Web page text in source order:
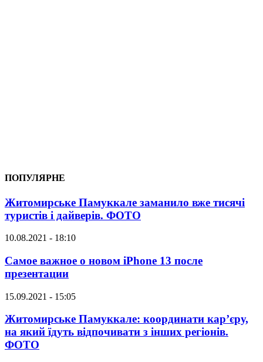
ПОПУЛЯРНЕ
Житомирське Памуккале заманило вже тисячі
туристів і дайверів. ФОТО
10.08.2021 - 18:10
Самое важное о новом iPhone 13 после
презентации
15.09.2021 - 15:05
Житомирське Памуккале: координати кар’єру,
на який їдуть відпочивати з інших регіонів.
ФОТО